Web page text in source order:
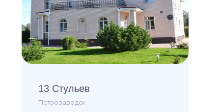
13 Стульев
Петрозаводск